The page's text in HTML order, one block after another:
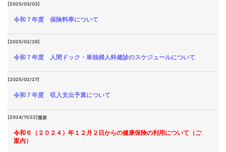
[2025/03/03]
令和７年度 保険料率について
[2025/02/28]
令和７年度 人間ドック・単独婦人科健診のスケジュールについて
[2025/02/27]
令和７年度 収入支出予算について
[2024/11/22]重要
令和６（２０２４）年１２月２日からの健康保険の利用について（ご
案内）